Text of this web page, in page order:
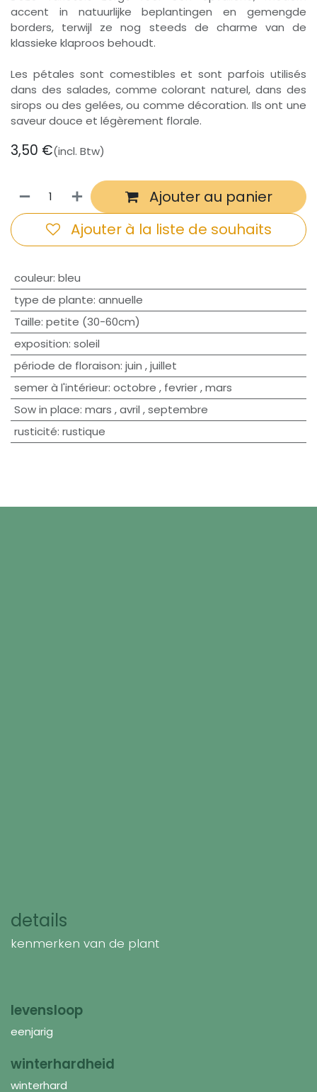
accent in natuurlijke beplantingen en gemengde
borders, terwijl ze nog steeds de charme van de
klassieke klaproos behoudt.
Les pétales sont comestibles et sont parfois utilisés
dans des salades, comme colorant naturel, dans des
sirops ou des gelées, ou comme décoration. Ils ont une
saveur douce et légèrement florale.
3,50 €(incl. Btw)
Ajouter au panier
Ajouter à la liste de souhaits
couleur: bleu
type de plante: annuelle
Taille: petite (30-60cm)
exposition: soleil
période de floraison: juin ,juillet
semer à l'intérieur: octobre , fevrier,mars
Sow in place: mars ,avril ,septembre
rusticité: rustique
details
kenmerken van de plant
levensloop
eenjarig
winterhardheid
winterhard